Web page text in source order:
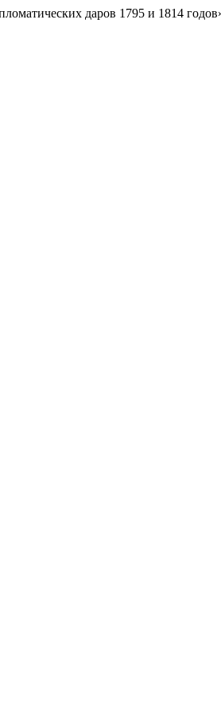
даров 1795 и 1814